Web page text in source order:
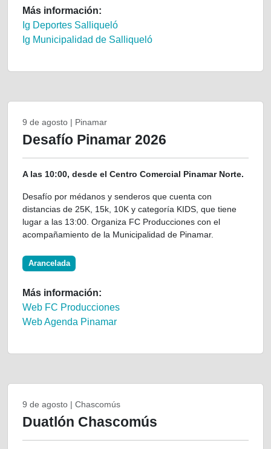
Más información:
Ig Deportes Salliqueló
Ig Municipalidad de Salliqueló
9 de agosto | Pinamar
Desafío Pinamar 2026
A las 10:00, desde el Centro Comercial Pinamar Norte.
Desafío por médanos y senderos que cuenta con
distancias de 25K, 15k, 10K y categoría KIDS, que tiene
lugar a las 13:00. Organiza FC Producciones con el
acompañamiento de la Municipalidad de Pinamar.
Arancelada
Más información:
Web FC Producciones
Web Agenda Pinamar
9 de agosto | Chascomús
Duatlón Chascomús